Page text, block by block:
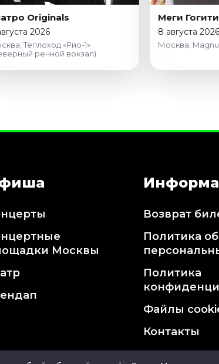
Originals
2026
Теплоход «Рио-1»
речной вокзал)
Меги
8 августа 2026
Москва,
Москвы
Возврат
Политика
Политика
Файлы
Контакты